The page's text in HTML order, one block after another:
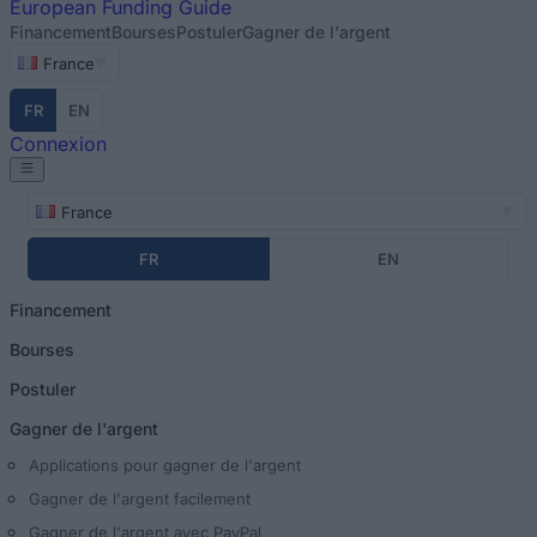
European Funding Guide
FinancementBoursesPostulerGagner de l'argent
France
FR EN
Connexion
France
FR EN
Financement
Bourses
Postuler
Gagner de l'argent
Applications pour gagner de l'argent
Gagner de l'argent facilement
Gagner de l'argent avec PayPal